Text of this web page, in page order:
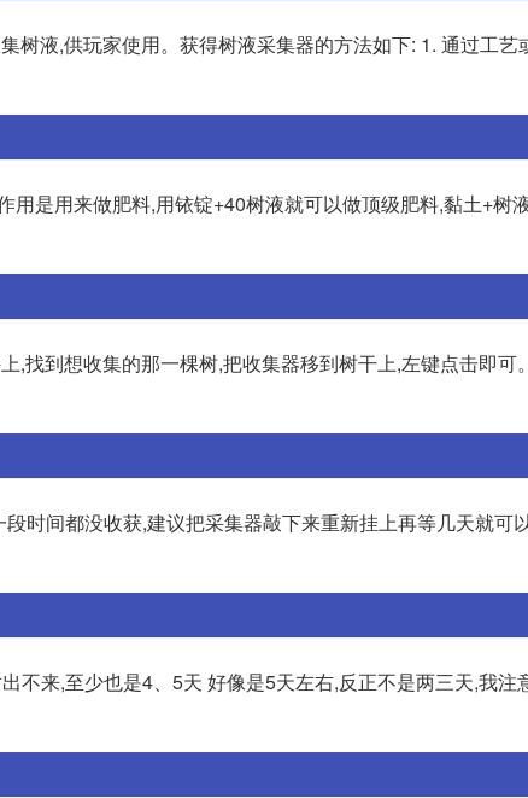
树液,供玩家使用。获得树液采集器的方法如下: 1. 通过工艺
是用来做肥料,用铱锭+40树液就可以做顶级肥料,黏土+树
,找到想收集的那一棵树,把收集器移到树干上,左键点击即可
时间都没收获,建议把采集器敲下来重新挂上再等几天就可
不来,至少也是4、5天 好像是5天左右,反正不是两三天,我注